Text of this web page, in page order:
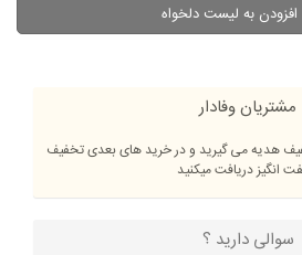
افزودن به لیست دلخواه
مشتریان وفادار
هدیه می گیرید و در خرید های بعدی تخفیف
انگیز دریافت میکنید
سوالی دارید ؟